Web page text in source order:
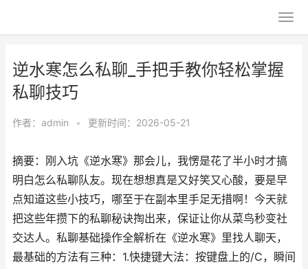
逆水寒怎么私聊_手把手教你轻松掌握
私聊技巧
作者： admin • 更新时间：2026-05-21
摘要：刚入坑《逆水寒》那会儿，我愣是花了半小时才搞
明白怎么私聊队友。现在想想真是又好笑又心酸，要是早
点知道这些小技巧，哪至于在副本里手足无措啊！今天就
把这些年攒下的私聊秘诀掏出来，保证让你从菜鸟秒变社
交达人。私聊基础操作全解析在《逆水寒》里找人聊天，
最基础的方法有三种：1.快捷键大法：按键盘上的/C，瞬间